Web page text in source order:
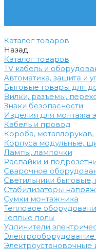
Каталог товаров
Назад
Каталог товаров
TV кабель и
Автоматика, защита и
Бытовые товары для
Вилки, разъемы,
Знаки безопасности
Изделия для монтажа
Кабель и провод
Короба,
Корпуса модульные,
Лампы, лампочки
Распайки и
Сварочное
Светильники
Стабилизаторы
Сумки монтажника
Тепловое
Теплые полы
Удлинители
Электрооборудование
Электроустановочные